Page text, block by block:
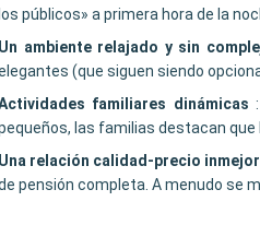
los públicos» a primera hora de la
Un ambiente relajado y sin
(que siguen siendo
familiares dinámicas
las familias destacan que
Una relación calidad-precio
pensión completa. A menudo se